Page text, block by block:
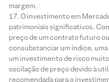
margem.
O investimento em
patrimoniais significativos.
preço de um contrato futuro
consubstanciar um índice,
um investimento de risco
oscilação de preço devido à
recomendada para o